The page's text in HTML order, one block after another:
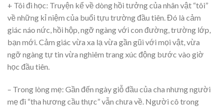
+ Tôi đi học: Truyện kể về dòng hồi tưởng của nhân vật “tôi”
về những kỉ niệm của buổi tựu trường đầu tiên. Đó là cảm
giác náo nức, hồi hộp, ngỡ ngàng với con đường, trường lớp,
bạn mới. Cảm giác vừa xa lạ vừa gần gũi với mọi vật, vừa
ngỡ ngàng tự tin vừa nghiêm trang xúc động bước vào giờ
học đầu tiên.
– Trong lòng mẹ: Gần đến ngày giỗ đầu của cha nhưng người
mẹ đi “tha hương cầu thực” vẫn chưa về. Người cô trong